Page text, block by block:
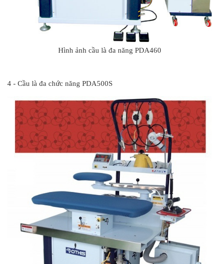
Hình ảnh cầu là đa năng PDA460
4 - Cầu là đa chức năng PDA500S